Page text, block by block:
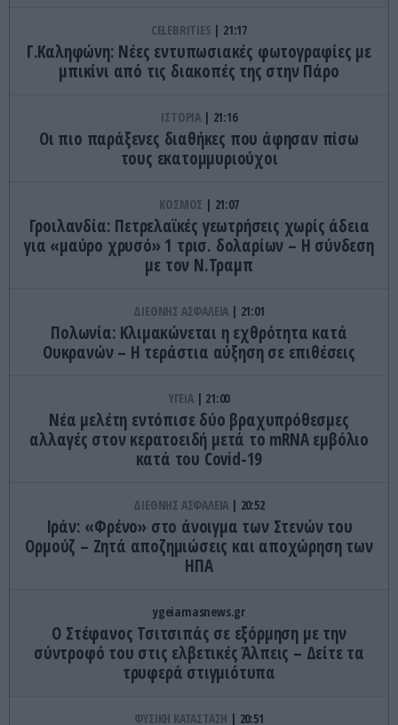
CELEBRITIES 21:17
Γ.Καληφώνη: Νέες εντυπωσιακές φωτογραφίες με
μπικίνι από τις διακοπές της στην Πάρο
ΙΣΤΟΡΙΑ 21:16
Οι πιο παράξενες διαθήκες που άφησαν πίσω
τους εκατομμυριούχοι
ΚΟΣΜΟΣ 21:07
Γροιλανδία: Πετρελαϊκές γεωτρήσεις χωρίς άδεια
για «μαύρο χρυσό» 1 τρισ. δολαρίων – Η σύνδεση
με τον Ν.Τραμπ
ΔΙΕΘΝΗΣ ΑΣΦΑΛΕΙΑ 21:01
Πολωνία: Κλιμακώνεται η εχθρότητα κατά
Ουκρανών – Η τεράστια αύξηση σε επιθέσεις
ΥΓΕΙΑ 21:00
Νέα μελέτη εντόπισε δύο βραχυπρόθεσμες
αλλαγές στον κερατοειδή μετά το mRNA εμβόλιο
κατά του Covid-19
ΔΙΕΘΝΗΣ ΑΣΦΑΛΕΙΑ 20:52
Ιράν: «Φρένο» στο άνοιγμα των Στενών του
Ορμούζ – Ζητά αποζημιώσεις και αποχώρηση των
ΗΠΑ
ygeiamasnews.gr
Ο Στέφανος Τσιτσιπάς σε εξόρμηση με την
σύντροφό του στις ελβετικές Άλπεις – Δείτε τα
τρυφερά στιγμιότυπα
ΦΥΣΙΚΗ ΚΑΤΑΣΤΑΣΗ 20:51